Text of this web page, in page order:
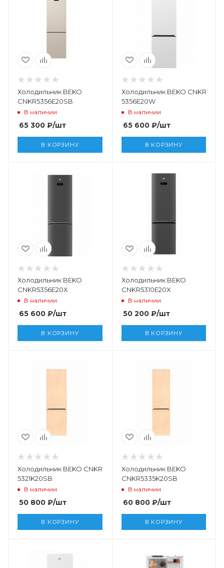
Холодильник BEKO
CNKR5356E20SB
В наличии
65 300 ₽/шт
В КОРЗИНУ
Холодильник BEKO CNKR
5356E20W
В наличии
65 600₽/шт
В КОРЗИНУ
Холодильник BEKO
CNKR5356E20X
В наличии
65 600 ₽/шт
В КОРЗИНУ
Холодильник BEKO
CNKR5310E20X
В наличии
50 200₽/шт
В КОРЗИНУ
Холодильник BEKO CNKR
5321K20SB
В наличии
50 800 ₽/шт
В КОРЗИНУ
Холодильник BEKO
CNKR5335K20SB
В наличии
60 800₽/шт
В КОРЗИНУ